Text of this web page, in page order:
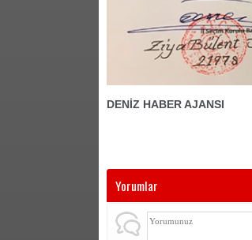
DENİZ HABER AJANSI
Yorumlar